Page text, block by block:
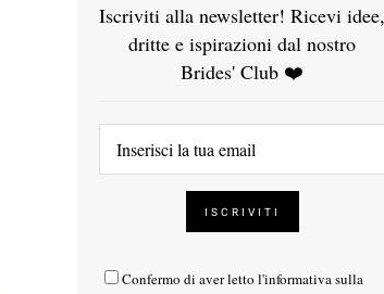
Iscriviti alla newsletter! Ricevi idee,
dritte e ispirazioni dal nostro
Brides' Club ❤️
Confermo di aver letto l'informativa sulla